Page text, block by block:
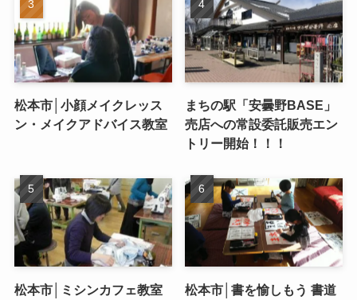
松本市│小顔メイクレッス
ン・メイクアドバイス教室
まちの駅「安曇野BASE」
売店への常設委託販売エン
トリー開始！！！
松本市│ミシンカフェ教室
松本市│書を愉しもう 書道